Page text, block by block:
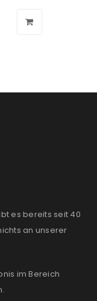
wird an
es bereits seit 40
an unserer
im Bereich